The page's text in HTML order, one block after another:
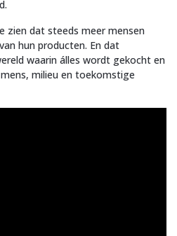
zien dat steeds meer mensen
hun producten. En dat
waarin álles wordt gekocht en
milieu en toekomstige